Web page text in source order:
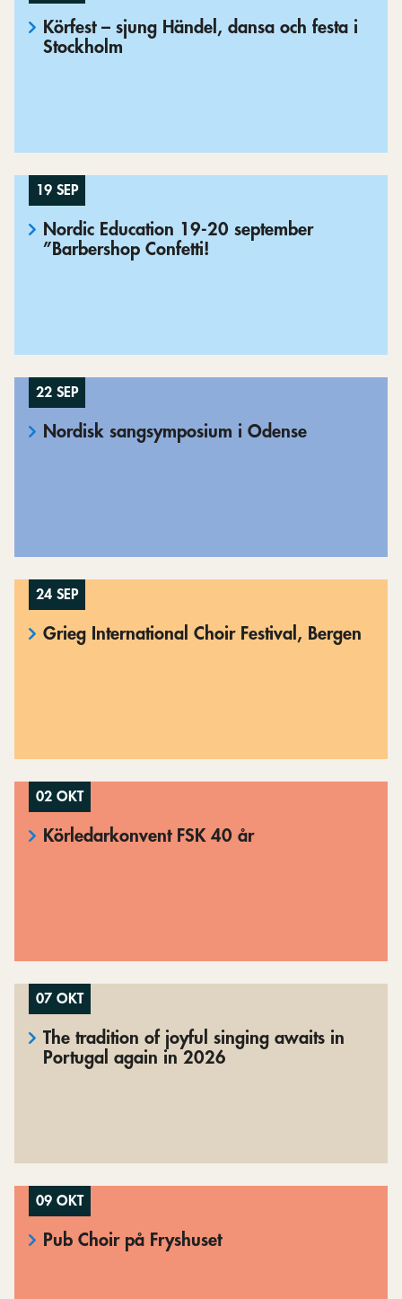
Körfest – sjung Händel, dansa och festa i
Stockholm
19 SEP
Nordic Education 19-20 september
”Barbershop Confetti!
22 SEP
Nordisk sangsymposium i Odense
24 SEP
Grieg International Choir Festival, Bergen
02 OKT
Körledarkonvent FSK 40 år
07 OKT
The tradition of joyful singing awaits in
Portugal again in 2026
09 OKT
Pub Choir på Fryshuset